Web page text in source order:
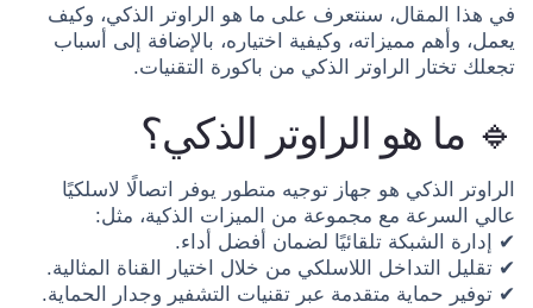
في هذا المقال، سنتعرف على ما هو الراوتر الذكي، وكيف
يعمل، وأهم مميزاته، وكيفية اختياره، بالإضافة إلى أسباب
تجعلك تختار الراوتر الذكي من باكورة التقنيات.
🔹 ما هو الراوتر الذكي؟
الراوتر الذكي هو جهاز توجيه متطور يوفر اتصالًا لاسلكيًا
عالي السرعة مع مجموعة من الميزات الذكية، مثل:
✔ إدارة الشبكة تلقائيًا لضمان أفضل أداء.
✔ تقليل التداخل اللاسلكي من خلال اختيار القناة المثالية.
✔ توفير حماية متقدمة عبر تقنيات التشفير وجدار الحماية.